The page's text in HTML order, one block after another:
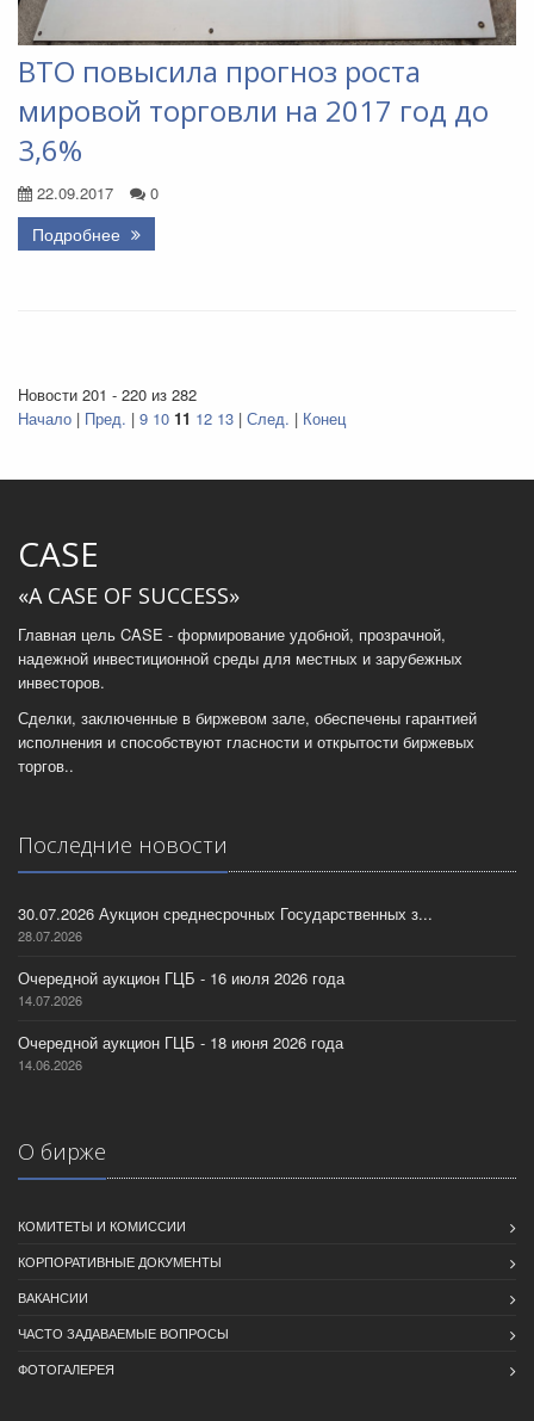
ВТО повысила прогноз роста
мировой торговли на 2017 год до
3,6%
22.09.2017 0
Подробнее
Новости 201 - 220 из 282
Начало | Пред. | 9 10 11 12 13 | След. | Конец
CASE
«A CASE OF SUCCESS»
Главная цель CASE - формирование удобной, прозрачной,
надежной инвестиционной среды для местных и зарубежных
инвесторов.
Сделки, заключенные в биржевом зале, обеспечены гарантией
исполнения и способствуют гласности и открытости биржевых
торгов..
Последние новости
30.07.2026 Аукцион среднесрочных Государственных з...
28.07.2026
Очередной аукцион ГЦБ - 16 июля 2026 года
14.07.2026
Очередной аукцион ГЦБ - 18 июня 2026 года
14.06.2026
О бирже
КОМИТЕТЫ И КОМИССИИ
КОРПОРАТИВНЫЕ ДОКУМЕНТЫ
ВАКАНСИИ
ЧАСТО ЗАДАВАЕМЫЕ ВОПРОСЫ
ФОТОГАЛЕРЕЯ